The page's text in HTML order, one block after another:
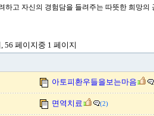
하고 자신의 경험담을 들려주는 따뜻한 희망
56 페이지중 1 페이지
아토피환우들을보는마음
면역치료 (2)